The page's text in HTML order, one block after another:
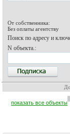
От собственника:
Без оплаты агентству
Поиск по адресу и
N объекта.:
показать все объекты